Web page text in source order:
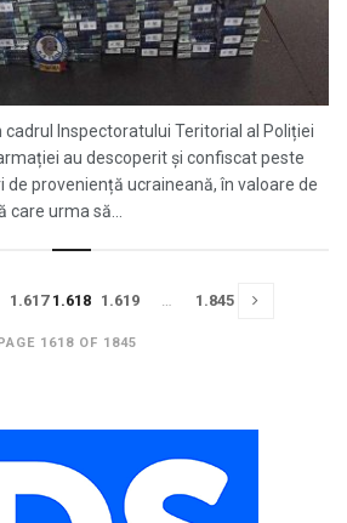
Inspectoratului Teritorial al Poliției
au descoperit și confiscat peste
de proveniență ucraineană, în valoare de
urma să...
1618 OF 1845
1.617 1.618 1.619 … 1.845